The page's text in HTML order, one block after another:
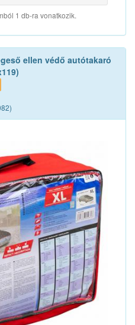
1 db-ra vonatkozik.
ellen védő autótakaró